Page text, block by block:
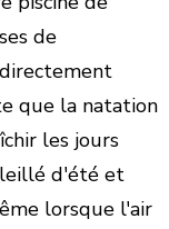
de
que la natation
les jours
d'été et
lorsque l'air